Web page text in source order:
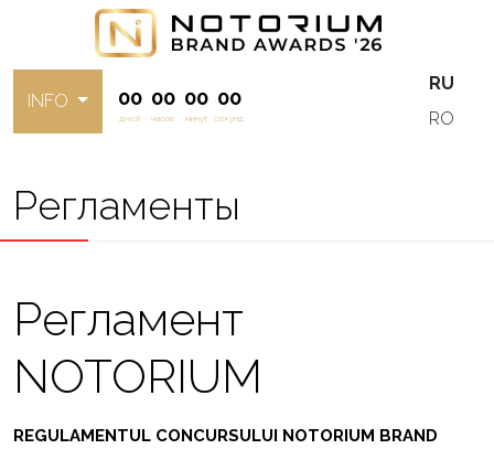
INFO 00
дней
00
часов
00
минут
00
секунд
RU
RO
Регламенты
Регламент
NOTORIUM
REGULAMENTUL CONCURSULUI NOTORIUM BRAND